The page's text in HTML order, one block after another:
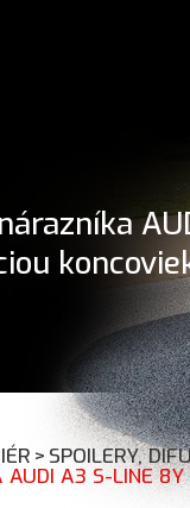
> SPOILERY,